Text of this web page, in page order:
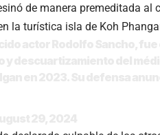
de manera premeditada al
la turística isla de Koh